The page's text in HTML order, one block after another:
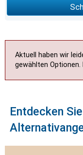
Aktuell haben wir
gewählten Optionen.
Entdecken